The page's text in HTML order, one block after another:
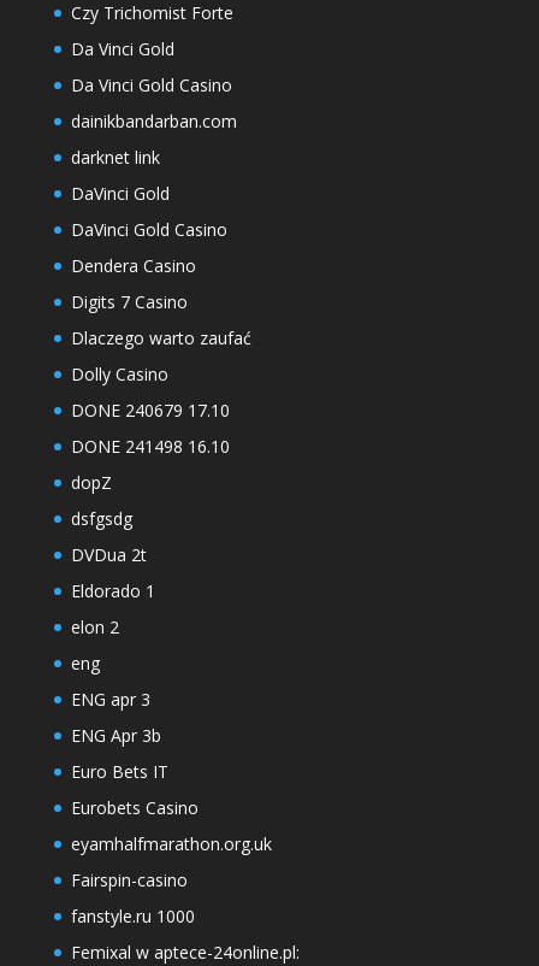
Czy Trichomist Forte
Da Vinci Gold
Da Vinci Gold Casino
dainikbandarban.com
darknet link
DaVinci Gold
DaVinci Gold Casino
Dendera Casino
Digits 7 Casino
Dlaczego warto zaufać
Dolly Casino
DONE 240679 17.10
DONE 241498 16.10
dopZ
dsfgsdg
DVDua 2t
Eldorado 1
elon 2
eng
ENG apr 3
ENG Apr 3b
Euro Bets IT
Eurobets Casino
eyamhalfmarathon.org.uk
Fairspin-casino
fanstyle.ru 1000
Femixal w aptece-24online.pl: